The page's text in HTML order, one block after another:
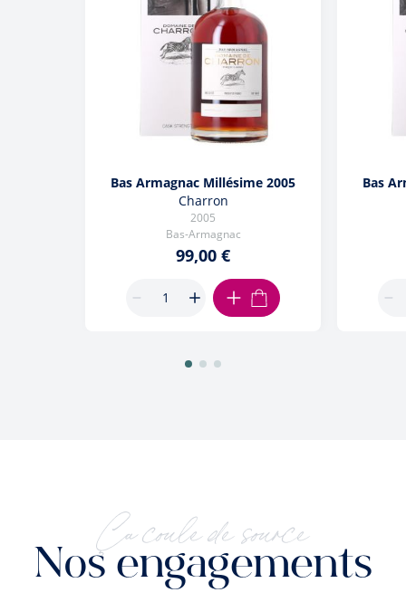
Bas Armagnac Millésime 2005
Charron
2005
Bas-Armagnac
99,00 €
AJOUTER AU PANIER
Bas
Ça coule de source
Nos engagements